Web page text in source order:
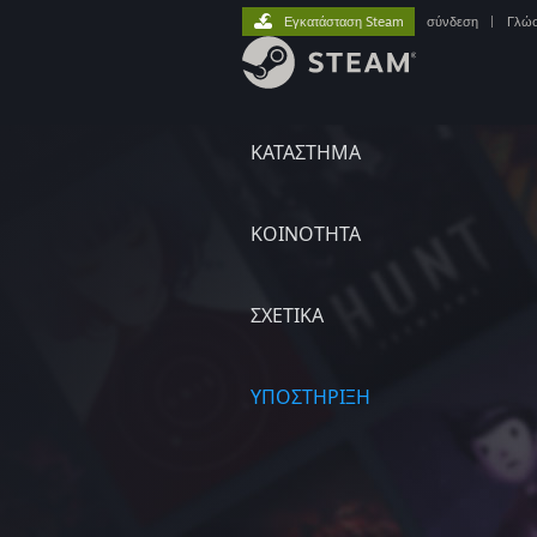
ΚΑΤΑΣΤΗΜΑ
ΚΟΙΝΟΤΗΤΑ
ΣΧΕΤΙΚΆ
ΥΠΟΣΤΗΡΙΞΗ
Εγκατάσταση Steam σύνδεση